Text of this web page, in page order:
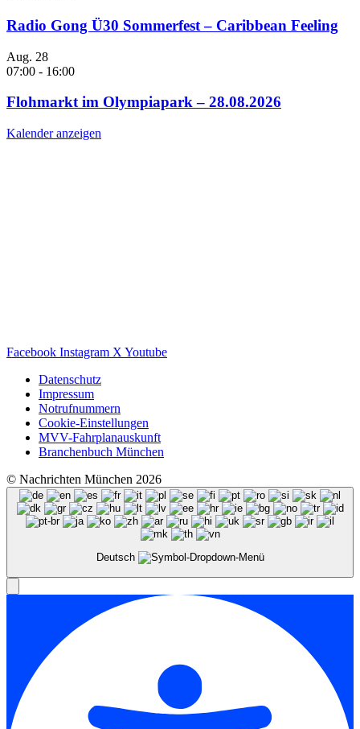
Radio Gong Ü30 Sommerfest – Caribbean Feeling
Aug. 28
07:00 - 16:00
Flohmarkt im Olympiapark – 28.08.2026
Kalender anzeigen
Facebook Instagram X Youtube
Datenschutz
Impressum
Notrufnummern
Cookie-Einstellungen
MVV-Fahrplanauskunft
Branchenbuch München
© Nachrichten München 2026
Deutsch